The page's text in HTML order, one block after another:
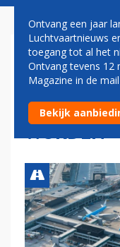
NATUUR
WORDEN
Ontvang een jaar
Luchtvaartnieuws
toegang tot al het
Ontvang tevens 12
Magazine in de
Bekijk